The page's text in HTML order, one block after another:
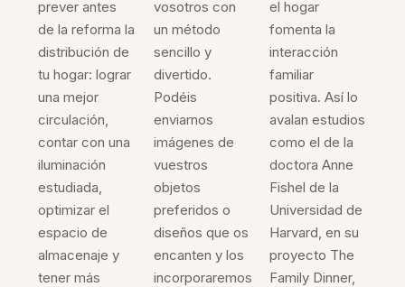
prever antes
de la reforma la
distribución de
tu hogar: lograr
una mejor
circulación,
contar con una
iluminación
estudiada,
optimizar el
espacio de
almacenaje y
tener más
vosotros con
un método
sencillo y
divertido.
Podéis
enviarnos
imágenes de
vuestros
objetos
preferidos o
diseños que os
encanten y los
incorporaremos
el hogar
fomenta la
interacción
familiar
positiva. Así lo
avalan estudios
como el de la
doctora Anne
Fishel de la
Universidad de
Harvard, en su
proyecto The
Family Dinner,